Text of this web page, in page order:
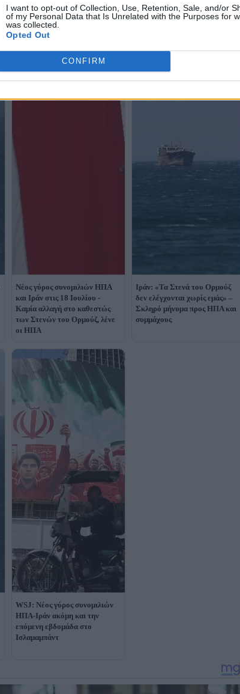
I want to opt-out of Collection, Use, Retention, Sale, and/or
of my Personal Data that Is Unrelated with the Purposes for
was collected.
Opted Out
CONFIRM
Nέος γύρος συνομιλιών ΗΠΑ
και Ιράν στις 18 Ιουλίου -
Καμία αλλαγή στο καθεστώς
των Στενών του Ορμούζ, λένε
οι ΗΠΑ
Ιράν: «Τα Στενά του Ορμούζ
δεν ελέγχονται χωρίς εμάς» –
Σκληρό μήνυμα προς ΗΠΑ και
συμμάχους
WSJ: Νέος γύρος συνομιλιών
ΗΠΑ-Ιράν ακόμη και την
επόμενη εβδομάδα στο
Ισλαμαμπάντ